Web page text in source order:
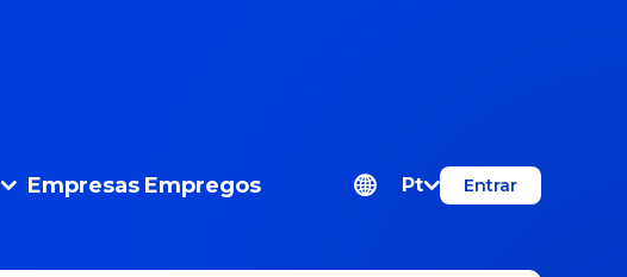
Empresas Empregos Pt Entrar